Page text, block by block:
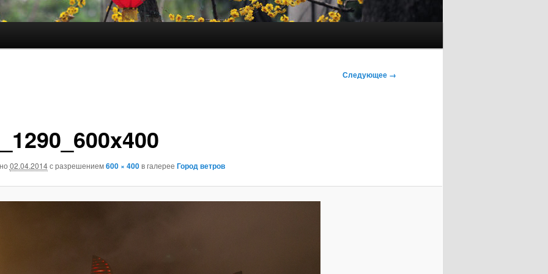
Следующее →
02.04.2014с разрешением600 × 400в галерее Город ветров